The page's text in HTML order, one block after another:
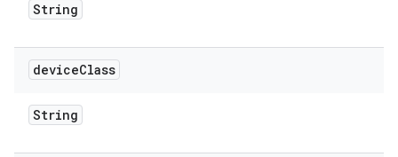
String
deviceClass
String